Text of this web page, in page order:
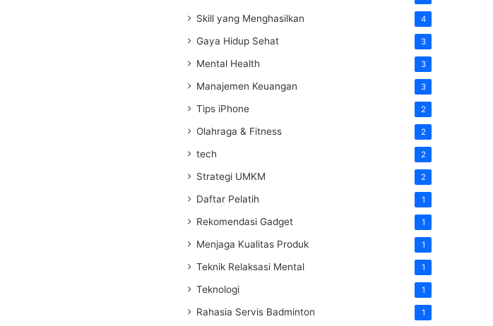
Skill yang Menghasilkan 4
Gaya Hidup Sehat 3
Mental Health 3
Manajemen Keuangan 3
Tips iPhone 2
Olahraga & Fitness 2
tech 2
Strategi UMKM 2
Daftar Pelatih 1
Rekomendasi Gadget 1
Menjaga Kualitas Produk 1
Teknik Relaksasi Mental 1
Teknologi 1
Rahasia Servis Badminton 1